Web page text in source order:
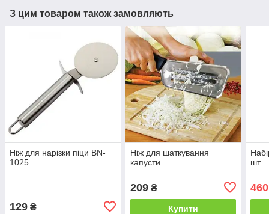
З цим товаром також замовляють
Ніж для нарізки піци BN-
1025
129 ₴
Ніж для шаткування
капусти
209₴
Купити
шт
460